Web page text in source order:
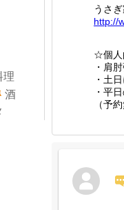
うさ
http://
☆個人
・肩
・土
・平
（予
理
酒